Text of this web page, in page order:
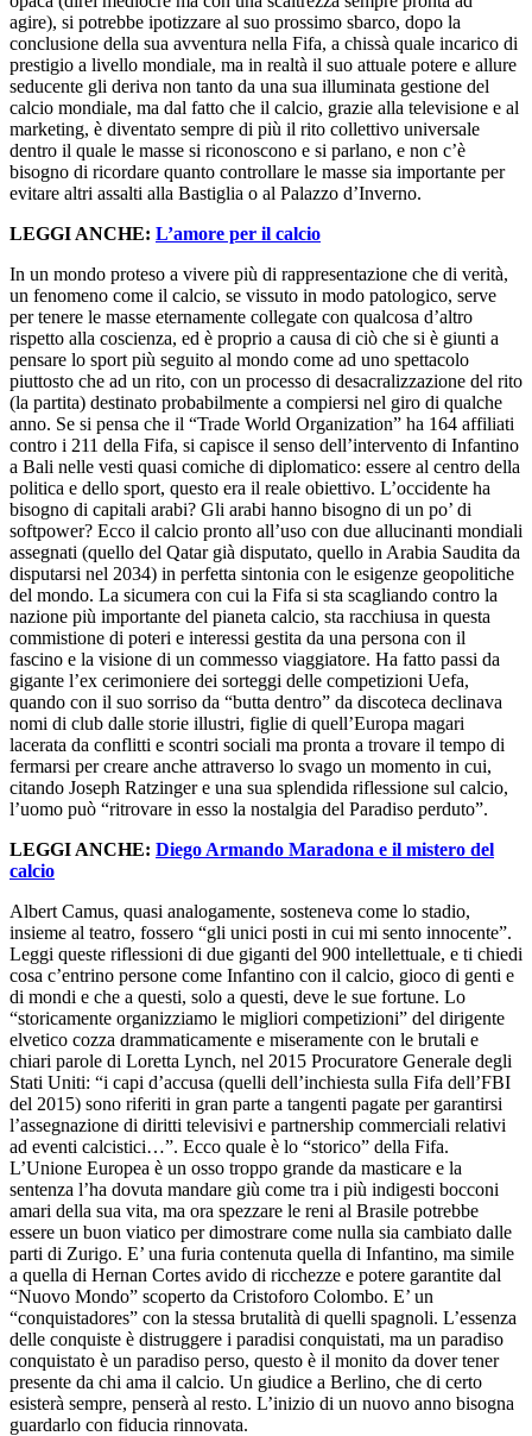
agire), si potrebbe ipotizzare al suo prossimo sbarco, dopo la
conclusione della sua avventura nella Fifa, a chissà quale incarico di
prestigio a livello mondiale, ma in realtà il suo attuale potere e allure
seducente gli deriva non tanto da una sua illuminata gestione del
calcio mondiale, ma dal fatto che il calcio, grazie alla televisione e al
marketing, è diventato sempre di più il rito collettivo universale
dentro il quale le masse si riconoscono e si parlano, e non c’è
bisogno di ricordare quanto controllare le masse sia importante per
evitare altri assalti alla Bastiglia o al Palazzo d’Inverno.
LEGGI ANCHE: L’amore per il calcio
In un mondo proteso a vivere più di rappresentazione che di verità,
un fenomeno come il calcio, se vissuto in modo patologico, serve
per tenere le masse eternamente collegate con qualcosa d’altro
rispetto alla coscienza, ed è proprio a causa di ciò che si è giunti a
pensare lo sport più seguito al mondo come ad uno spettacolo
piuttosto che ad un rito, con un processo di desacralizzazione del rito
(la partita) destinato probabilmente a compiersi nel giro di qualche
anno. Se si pensa che il “Trade World Organization” ha 164 affiliati
contro i 211 della Fifa, si capisce il senso dell’intervento di Infantino
a Bali nelle vesti quasi comiche di diplomatico: essere al centro della
politica e dello sport, questo era il reale obiettivo. L’occidente ha
bisogno di capitali arabi? Gli arabi hanno bisogno di un po’ di
softpower? Ecco il calcio pronto all’uso con due allucinanti mondiali
assegnati (quello del Qatar già disputato, quello in Arabia Saudita da
disputarsi nel 2034) in perfetta sintonia con le esigenze geopolitiche
del mondo. La sicumera con cui la Fifa si sta scagliando contro la
nazione più importante del pianeta calcio, sta racchiusa in questa
commistione di poteri e interessi gestita da una persona con il
fascino e la visione di un commesso viaggiatore. Ha fatto passi da
gigante l’ex cerimoniere dei sorteggi delle competizioni Uefa,
quando con il suo sorriso da “butta dentro” da discoteca declinava
nomi di club dalle storie illustri, figlie di quell’Europa magari
lacerata da conflitti e scontri sociali ma pronta a trovare il tempo di
fermarsi per creare anche attraverso lo svago un momento in cui,
citando Joseph Ratzinger e una sua splendida riflessione sul calcio,
l’uomo può “ritrovare in esso la nostalgia del Paradiso perduto”.
LEGGI ANCHE: Diego Armando Maradona e il mistero del
calcio
Albert Camus, quasi analogamente, sosteneva come lo stadio,
insieme al teatro, fossero “gli unici posti in cui mi sento innocente”.
Leggi queste riflessioni di due giganti del 900 intellettuale, e ti chiedi
cosa c’entrino persone come Infantino con il calcio, gioco di genti e
di mondi e che a questi, solo a questi, deve le sue fortune. Lo
“storicamente organizziamo le migliori competizioni” del dirigente
elvetico cozza drammaticamente e miseramente con le brutali e
chiari parole di Loretta Lynch, nel 2015 Procuratore Generale degli
Stati Uniti: “i capi d’accusa (quelli dell’inchiesta sulla Fifa dell’FBI
del 2015) sono riferiti in gran parte a tangenti pagate per garantirsi
l’assegnazione di diritti televisivi e partnership commerciali relativi
ad eventi calcistici…”. Ecco quale è lo “storico” della Fifa.
L’Unione Europea è un osso troppo grande da masticare e la
sentenza l’ha dovuta mandare giù come tra i più indigesti bocconi
amari della sua vita, ma ora spezzare le reni al Brasile potrebbe
essere un buon viatico per dimostrare come nulla sia cambiato dalle
parti di Zurigo. E’ una furia contenuta quella di Infantino, ma simile
a quella di Hernan Cortes avido di ricchezze e potere garantite dal
“Nuovo Mondo” scoperto da Cristoforo Colombo. E’ un
“conquistadores” con la stessa brutalità di quelli spagnoli. L’essenza
delle conquiste è distruggere i paradisi conquistati, ma un paradiso
conquistato è un paradiso perso, questo è il monito da dover tener
presente da chi ama il calcio. Un giudice a Berlino, che di certo
esisterà sempre, penserà al resto. L’inizio di un nuovo anno bisogna
guardarlo con fiducia rinnovata.